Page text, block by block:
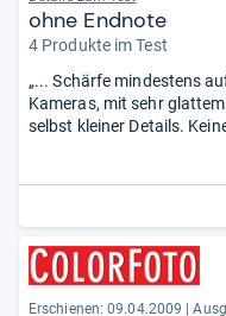
ohne Endnote
4 Produkte im Test
„... Schärfe mindestens
Kameras, mit sehr
selbst kleiner Details.
Erschienen: 09.04.2009